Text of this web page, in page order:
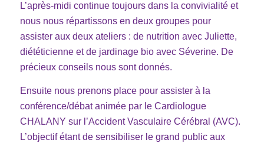
L’après-midi continue toujours dans la convivialité et
nous nous répartissons en deux groupes pour
assister aux deux ateliers : de nutrition avec Juliette,
diététicienne et de jardinage bio avec Séverine. De
précieux conseils nous sont donnés.
Ensuite nous prenons place pour assister à la
conférence/débat animée par le Cardiologue
CHALANY sur l’Accident Vasculaire Cérébral (AVC).
L’objectif étant de sensibiliser le grand public aux